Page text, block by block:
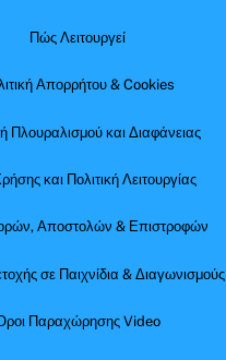
Πώς Λειτουργεί
Απορρήτου & Cookies
Πλουραλισμού και Διαφάνειας
και Πολιτική Λειτουργίας
Αποστολών & Επιστροφών
σε Παιχνίδια & Διαγωνισμούς
Παραχώρησης Video